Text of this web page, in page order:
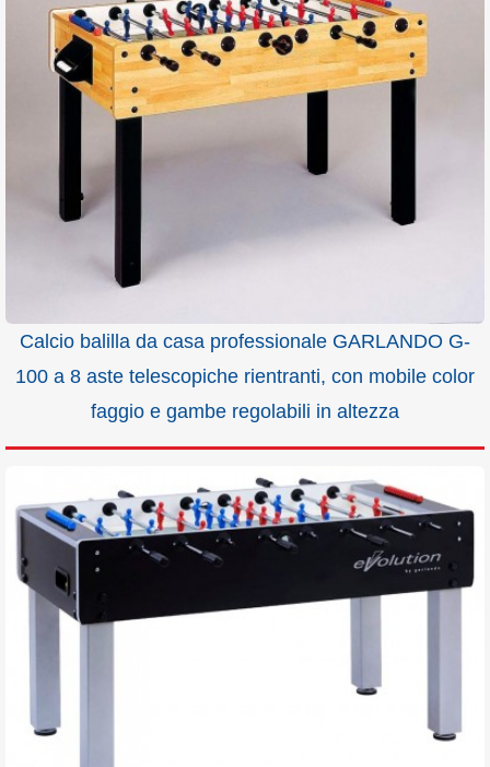
Calcio balilla da casa professionale GARLANDO G-
100 a 8 aste telescopiche rientranti, con mobile color
faggio e gambe regolabili in altezza